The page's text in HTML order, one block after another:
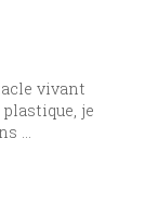
vivant
je
…